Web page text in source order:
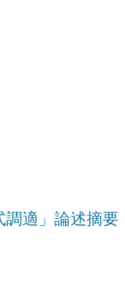
調適」論述摘要